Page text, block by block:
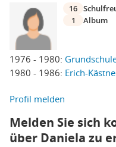
1976 - 1980:
1980 - 1986: Erich-
16
1
Album
Profil melden
Melden Sie sich
über Daniela zu